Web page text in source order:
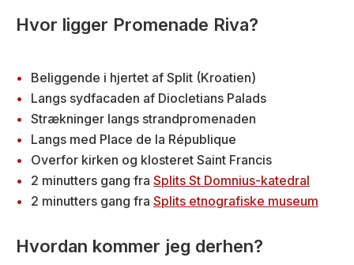
Hvor ligger Promenade Riva?
Beliggende i hjertet af Split (Kroatien)
Langs sydfacaden af Diocletians Palads
Strækninger langs strandpromenaden
Langs med Place de la République
Overfor kirken og klosteret Saint Francis
2 minutters gang fra Splits St Domnius-katedral
2 minutters gang fra Splits etnografiske museum
Hvordan kommer jeg derhen?